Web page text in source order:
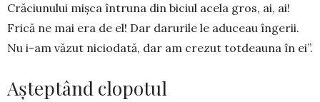
Crăciunului mișca întruna din biciul ace­la gros, ai, ai!
Frică ne mai era de el! Dar da­rurile le aduceau îngerii.
Nu i-am văzut nicio­dată, dar am crezut totdeauna în ei”.
Așteptând clopotul